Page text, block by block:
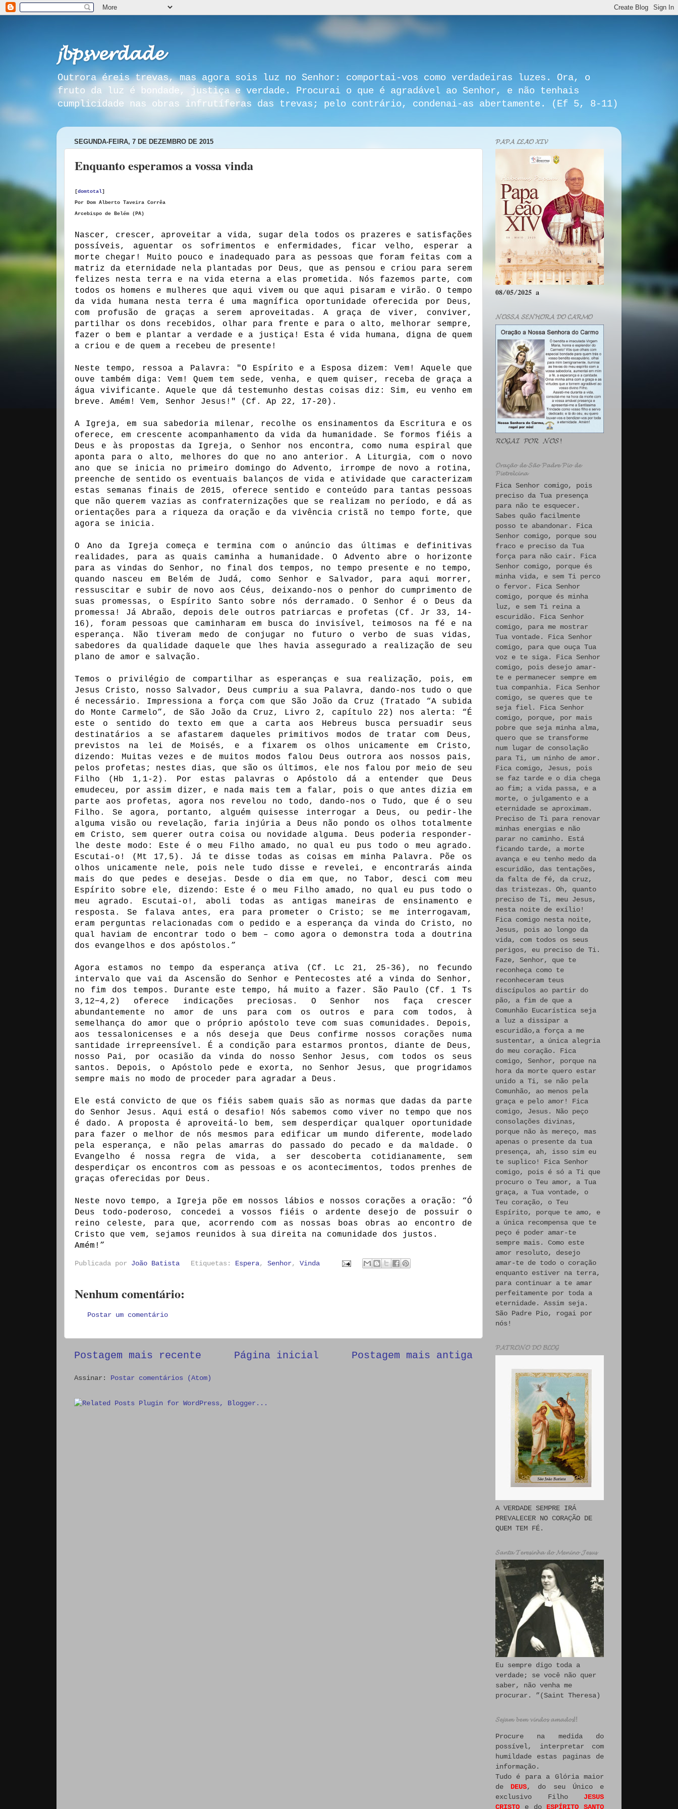
𝓳𝓫𝓹𝓼𝓿𝓮𝓻𝓭𝓪𝓭𝓮
Outrora éreis trevas, mas agora sois luz no Senhor: comportai-vos como verdadeiras luzes. Ora, o
fruto da luz é bondade, justiça e verdade. Procurai o que é agradável ao Senhor, e não tenhais
cumplicidade nas obras infrutíferas das trevas; pelo contrário, condenai-as abertamente. (Ef 5, 8-11)
SEGUNDA-FEIRA, 7 DE DEZEMBRO DE 2015
Enquanto esperamos a vossa vinda
[domtotal]
Por Dom Alberto Taveira Corrêa
Arcebispo de Belém (PA)
Nascer, crescer, aproveitar a vida, sugar dela todos os prazeres e satisfações
possíveis, aguentar os sofrimentos e enfermidades, ficar velho, esperar a
morte chegar! Muito pouco e inadequado para as pessoas que foram feitas com a
matriz da eternidade nela plantadas por Deus, que as pensou e criou para serem
felizes nesta terra e na vida eterna a elas prometida. Nós fazemos parte, com
todos os homens e mulheres que aqui vivem ou que aqui pisaram e virão. O tempo
da vida humana nesta terra é uma magnífica oportunidade oferecida por Deus,
com profusão de graças a serem aproveitadas. A graça de viver, conviver,
partilhar os dons recebidos, olhar para frente e para o alto, melhorar sempre,
fazer o bem e plantar a verdade e a justiça! Esta é vida humana, digna de quem
a criou e de quem a recebeu de presente!
Neste tempo, ressoa a Palavra: "O Espírito e a Esposa dizem: Vem! Aquele que
ouve também diga: Vem! Quem tem sede, venha, e quem quiser, receba de graça a
água vivificante. Aquele que dá testemunho destas coisas diz: Sim, eu venho em
breve. Amém! Vem, Senhor Jesus!" (Cf. Ap 22, 17-20).
A Igreja, em sua sabedoria milenar, recolhe os ensinamentos da Escritura e os
oferece, em crescente acompanhamento da vida da humanidade. Se formos fiéis a
Deus e às propostas da Igreja, o Senhor nos encontra, como numa espiral que
aponta para o alto, melhores do que no ano anterior. A Liturgia, com o novo
ano que se inicia no primeiro domingo do Advento, irrompe de novo a rotina,
preenche de sentido os eventuais balanços de vida e atividade que caracterizam
estas semanas finais de 2015, oferece sentido e conteúdo para tantas pessoas
que não querem vazias as confraternizações que se realizam no período, e dá as
orientações para a riqueza da oração e da vivência cristã no tempo forte, que
agora se inicia.
O Ano da Igreja começa e termina com o anúncio das últimas e definitivas
realidades, para as quais caminha a humanidade. O Advento abre o horizonte
para as vindas do Senhor, no final dos tempos, no tempo presente e no tempo,
quando nasceu em Belém de Judá, como Senhor e Salvador, para aqui morrer,
ressuscitar e subir de novo aos Céus, deixando-nos o penhor do cumprimento de
suas promessas, o Espírito Santo sobre nós derramado. O Senhor é o Deus da
promessa! Já Abraão, depois dele outros patriarcas e profetas (Cf. Jr 33, 14-
16), foram pessoas que caminharam em busca do invisível, teimosos na fé e na
esperança. Não tiveram medo de conjugar no futuro o verbo de suas vidas,
sabedores da qualidade daquele que lhes havia assegurado a realização de seu
plano de amor e salvação.
Temos o privilégio de compartilhar as esperanças e sua realização, pois, em
Jesus Cristo, nosso Salvador, Deus cumpriu a sua Palavra, dando-nos tudo o que
é necessário. Impressiona a força com que São João da Cruz (Tratado “A subida
do Monte Carmelo”, de São João da Cruz, Livro 2, capítulo 22) nos alerta: “É
este o sentido do texto em que a carta aos Hebreus busca persuadir seus
destinatários a se afastarem daqueles primitivos modos de tratar com Deus,
previstos na lei de Moisés, e a fixarem os olhos unicamente em Cristo,
dizendo: Muitas vezes e de muitos modos falou Deus outrora aos nossos pais,
pelos profetas; nestes dias, que são os últimos, ele nos falou por meio de seu
Filho (Hb 1,1-2). Por estas palavras o Apóstolo dá a entender que Deus
emudeceu, por assim dizer, e nada mais tem a falar, pois o que antes dizia em
parte aos profetas, agora nos revelou no todo, dando-nos o Tudo, que é o seu
Filho. Se agora, portanto, alguém quisesse interrogar a Deus, ou pedir-lhe
alguma visão ou revelação, faria injúria a Deus não pondo os olhos totalmente
em Cristo, sem querer outra coisa ou novidade alguma. Deus poderia responder-
lhe deste modo: Este é o meu Filho amado, no qual eu pus todo o meu agrado.
Escutai-o! (Mt 17,5). Já te disse todas as coisas em minha Palavra. Põe os
olhos unicamente nele, pois nele tudo disse e revelei, e encontrarás ainda
mais do que pedes e desejas. Desde o dia em que, no Tabor, desci com meu
Espírito sobre ele, dizendo: Este é o meu Filho amado, no qual eu pus todo o
meu agrado. Escutai-o!, aboli todas as antigas maneiras de ensinamento e
resposta. Se falava antes, era para prometer o Cristo; se me interrogavam,
eram perguntas relacionadas com o pedido e a esperança da vinda do Cristo, no
qual haviam de encontrar todo o bem – como agora o demonstra toda a doutrina
dos evangelhos e dos apóstolos.”
Agora estamos no tempo da esperança ativa (Cf. Lc 21, 25-36), no fecundo
intervalo que vai da Ascensão do Senhor e Pentecostes até a vinda do Senhor,
no fim dos tempos. Durante este tempo, há muito a fazer. São Paulo (Cf. 1 Ts
3,12−4,2) oferece indicações preciosas. O Senhor nos faça crescer
abundantemente no amor de uns para com os outros e para com todos, à
semelhança do amor que o próprio apóstolo teve com suas comunidades. Depois,
aos tessalonicenses e a nós deseja que Deus confirme nossos corações numa
santidade irrepreensível. É a condição para estarmos prontos, diante de Deus,
nosso Pai, por ocasião da vinda do nosso Senhor Jesus, com todos os seus
santos. Depois, o Apóstolo pede e exorta, no Senhor Jesus, que progridamos
sempre mais no modo de proceder para agradar a Deus.
Ele está convicto de que os fiéis sabem quais são as normas que dadas da parte
do Senhor Jesus. Aqui está o desafio! Nós sabemos como viver no tempo que nos
é dado. A proposta é aproveitá-lo bem, sem desperdiçar qualquer oportunidade
para fazer o melhor de nós mesmos para edificar um mundo diferente, modelado
pela esperança, e não pelas amarras do passado do pecado e da maldade. O
Evangelho é nossa regra de vida, a ser descoberta cotidianamente, sem
desperdiçar os encontros com as pessoas e os acontecimentos, todos prenhes de
graças oferecidas por Deus.
Neste novo tempo, a Igreja põe em nossos lábios e nossos corações a oração: “Ó
Deus todo-poderoso, concedei a vossos fiéis o ardente desejo de possuir o
reino celeste, para que, acorrendo com as nossas boas obras ao encontro de
Cristo que vem, sejamos reunidos à sua direita na comunidade dos justos.
Amém!”
Publicada por João Batista Etiquetas: Espera,Senhor,Vinda
Nenhum comentário:
Postar um comentário
Postagem mais recente Postagem mais antiga
Página inicial
Assinar: Postar comentários (Atom)
𝓟𝓐𝓟𝓐 𝓛𝓔𝓐̃𝓞 𝓧𝓘𝓥
𝟎𝟖/𝟎𝟓/𝟐𝟎𝟐𝟓 𝐚
𝓝𝓞𝓢𝓢𝓐 𝓢𝓔𝓝𝓗𝓞𝓡𝓐 𝓓𝓞 𝓒𝓐𝓡𝓜𝓞
𝓡𝓞𝓖𝓐𝓘 𝓟𝓞𝓡 𝓝𝓞́𝓢!
𝓞𝓻𝓪𝓬̧𝓪̃𝓸 𝓭𝓮 𝓢𝓪̃𝓸 𝓟𝓪𝓭𝓻𝓮 𝓟𝓲𝓸 𝓭𝓮
𝓟𝓲𝓮𝓽𝓻𝓮𝓵𝓬𝓲𝓷𝓪
Fica Senhor comigo, pois
preciso da Tua presença
para não te esquecer.
Sabes quão facilmente
posso te abandonar. Fica
Senhor comigo, porque sou
fraco e preciso da Tua
força para não cair. Fica
Senhor comigo, porque és
minha vida, e sem Ti perco
o fervor. Fica Senhor
comigo, porque és minha
luz, e sem Ti reina a
escuridão. Fica Senhor
comigo, para me mostrar
Tua vontade. Fica Senhor
comigo, para que ouça Tua
voz e te siga. Fica Senhor
comigo, pois desejo amar-
te e permanecer sempre em
tua companhia. Fica Senhor
comigo, se queres que te
seja fiel. Fica Senhor
comigo, porque, por mais
pobre que seja minha alma,
quero que se transforme
num lugar de consolação
para Ti, um ninho de amor.
Fica comigo, Jesus, pois
se faz tarde e o dia chega
ao fim; a vida passa, e a
morte, o julgamento e a
eternidade se aproximam.
Preciso de Ti para renovar
minhas energias e não
parar no caminho. Está
ficando tarde, a morte
avança e eu tenho medo da
escuridão, das tentações,
da falta de fé, da cruz,
das tristezas. Oh, quanto
preciso de Ti, meu Jesus,
nesta noite de exílio!
Fica comigo nesta noite,
Jesus, pois ao longo da
vida, com todos os seus
perigos, eu preciso de Ti.
Faze, Senhor, que te
reconheça como te
reconheceram teus
discípulos ao partir do
pão, a fim de que a
Comunhão Eucarística seja
a luz a dissipar a
escuridão,a força a me
sustentar, a única alegria
do meu coração. Fica
comigo, Senhor, porque na
hora da morte quero estar
unido a Ti, se não pela
Comunhão, ao menos pela
graça e pelo amor! Fica
comigo, Jesus. Não peço
consolações divinas,
porque não às mereço, mas
apenas o presente da tua
presença, ah, isso sim eu
te suplico! Fica Senhor
comigo, pois é só a Ti que
procuro o Teu amor, a Tua
graça, a Tua vontade, o
Teu coração, o Teu
Espírito, porque te amo, e
a única recompensa que te
peço é poder amar-te
sempre mais. Como este
amor resoluto, desejo
amar-te de todo o coração
enquanto estiver na terra,
para continuar a te amar
perfeitamente por toda a
eternidade. Assim seja.
São Padre Pio, rogai por
nós!
𝓟𝓐𝓣𝓡𝓞𝓝𝓞 𝓓𝓞 𝓑𝓛𝓞𝓖
A VERDADE SEMPRE IRÁ
PREVALECER NO CORAÇÃO DE
QUEM TEM FÉ.
𝓢𝓪𝓷𝓽𝓪 𝓣𝓮𝓻𝓮𝓼𝓲𝓷𝓱𝓪 𝓭𝓸 𝓜𝓮𝓷𝓲𝓷𝓸 𝓙𝓮𝓼𝓾𝓼
Eu sempre digo toda a
verdade; se você não quer
saber, não venha me
procurar. ”(Saint Theresa)
𝓢𝓮𝓳𝓪𝓶 𝓫𝓮𝓶 𝓿𝓲𝓷𝓭𝓸𝓼 𝓪𝓶𝓪𝓭𝓸𝓼!!
Procure na medida do
possível, interpretar com
humildade estas paginas de
informação.
Tudo é para a Glória maior
de DEUS, do seu Único e
exclusivo Filho JESUS
CRISTO e do ESPÍRITO SANTO